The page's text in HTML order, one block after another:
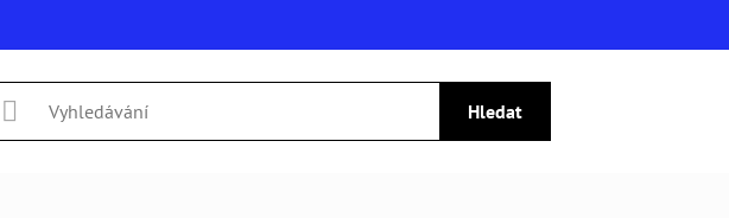
Hledat